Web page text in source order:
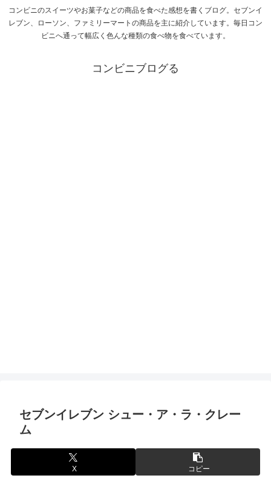
コンビニのスイーツやお菓子などの商品を食べた感想を書くブログ。セブンイ
レブン、ローソン、ファミリーマートの商品を主に紹介しています。毎日コン
ビニへ通って幅広く色んな種類の食べ物を食べています。
コンビニブログる
セブンイレブン シュー・ア・ラ・クレー
ム
X コピー